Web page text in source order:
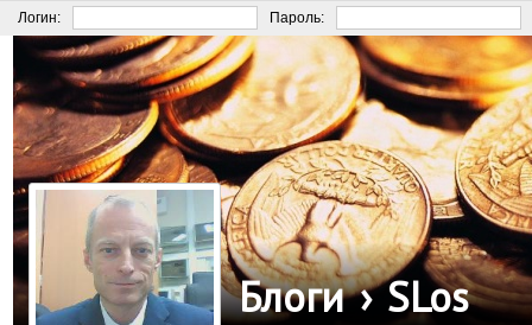
Логин: Пароль:
Блоги › SLos